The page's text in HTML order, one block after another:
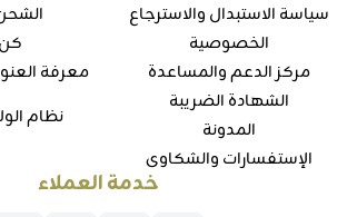
سياسة الاستبدال والاسترجاع
الخصوصية
مركز الدعم والمساعدة
الشهادة الضريبة
المدونة
الإستفسارات والشكاوي
معرفة
نظام
خدمة العملاء